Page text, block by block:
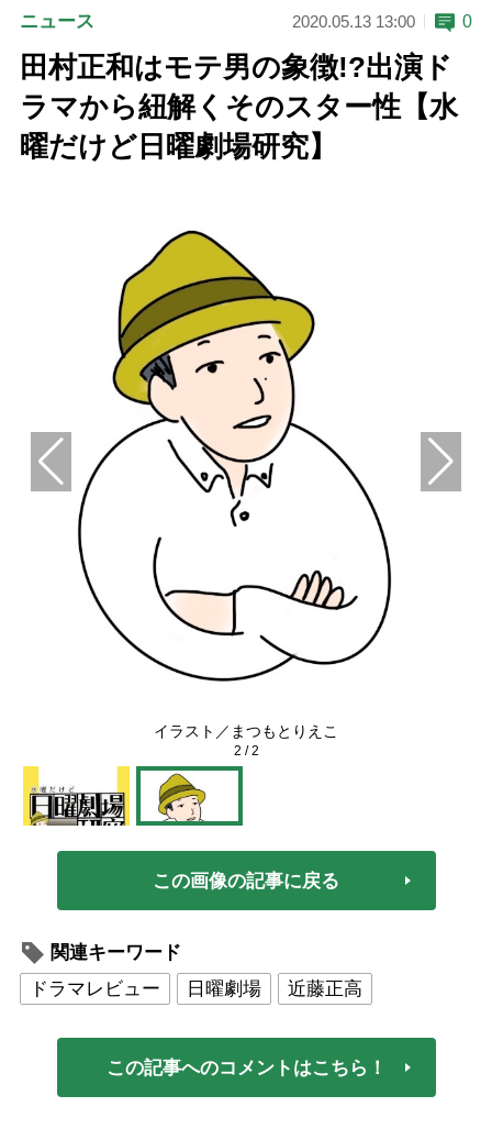
ニュース 2020.05.13 13:00 0
田村正和はモテ男の象徴!?出演ド
ラマから紐解くそのスター性【水
曜だけど日曜劇場研究】
イラスト／まつもとりえこ
2 /2
この画像の記事に戻る
関連キーワード
ドラマレビュー
日曜劇場 近藤正高
この記事へのコメントはこちら！